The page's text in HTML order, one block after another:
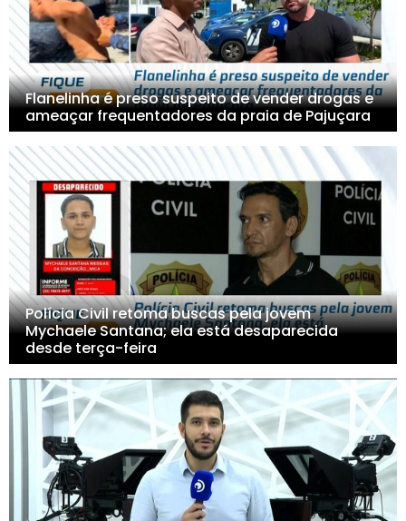
Flanelinha é preso suspeito de vender drogas e
ameaçar frequentadores da praia de Pajuçara
Polícia Civil retoma buscas pela jovem
Mychaele Santana; ela está desaparecida
desde terça-feira